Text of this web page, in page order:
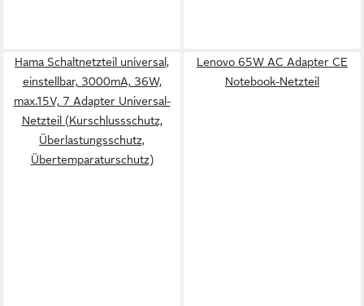
Hama Schaltnetzteil universal,
einstellbar, 3000mA, 36W,
max.15V, 7 Adapter Universal-
Netzteil (Kurschlussschutz,
Überlastungsschutz,
Übertemparaturschutz)
Lenovo 65W AC Adapter CE
Notebook-Netzteil